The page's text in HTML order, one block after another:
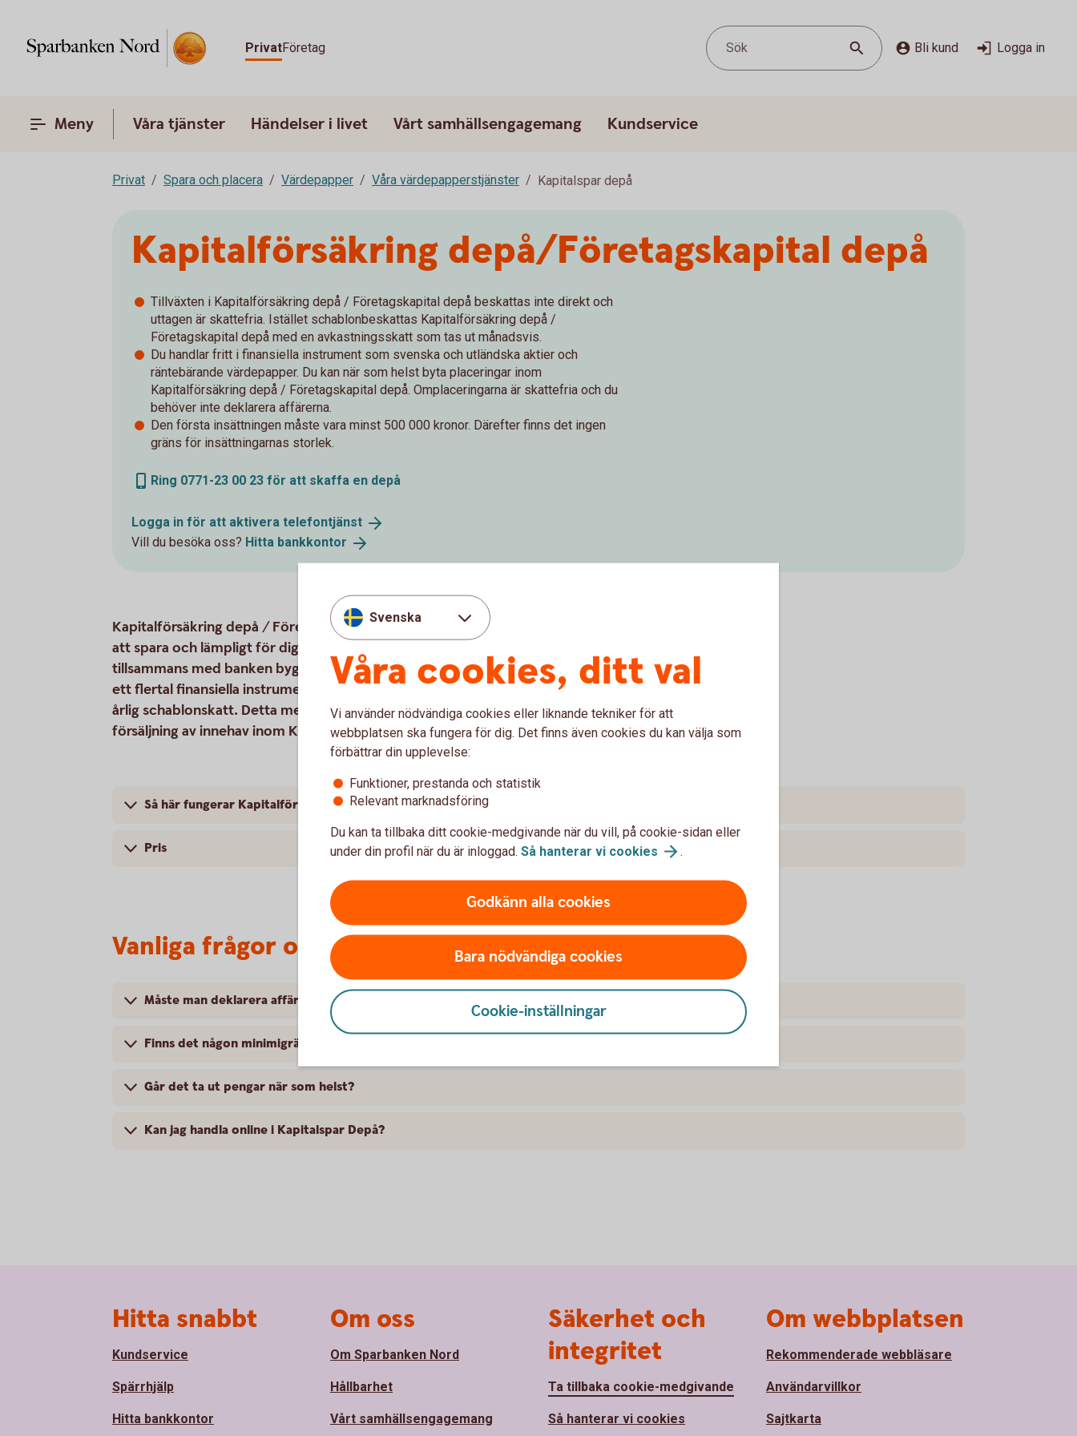
PrivatFöretag Sök Bli kund Logga in
Meny Våra tjänster Händelser i livet Vårt samhällsengagemang Kundservice
Privat Spara och placera Värdepapper Våra värdepapperstjänster Kapitalspar depå
Kapitalförsäkring depå/Företagskapital depå
Tillväxten i Kapitalförsäkring depå / Företagskapital depå beskattas inte direkt och
uttagen är skattefria. Istället schablonbeskattas Kapitalförsäkring depå /
Företagskapital depå med en avkastningsskatt som tas ut månadsvis.
Du handlar fritt i finansiella instrument som svenska och utländska aktier och
räntebärande värdepapper. Du kan när som helst byta placeringar inom
Kapitalförsäkring depå / Företagskapital depå. Omplaceringarna är skattefria och du
behöver inte deklarera affärerna.
Den första insättningen måste vara minst 500 000 kronor. Därefter finns det ingen
gräns för insättningarnas storlek.
Ring 0771-23 00 23 för att skaffa en depå
Logga in för att aktivera telefontjänst
Vill du besöka oss? Hitta bankkontor
Kapitalförsäkring depå / Företagskapital depå kan vara ett skattemässigt fördelaktigt sätt
att spara och lämpligt för dig som är aktiv och engagerad i ditt sparande. På egen hand eller
tillsammans med banken bygger du upp en depå som passar dig. Sedan kan du handla fritt i
ett flertal finansiella instrument. I stället för kapitalbeskattning vid försäljning betalar du en
årlig schablonskatt. Detta medför att du inte behöver deklarera för vinster och förluster vid
försäljning av innehav inom Kapitalförsäkring depå / Företagskapital depå.
Så här fungerar Kapitalförsäkring depå / Företagskapital depå
Pris
Vanliga frågor och svar
Måste man deklarera affärerna?
Finns det någon minimigräns?
Går det ta ut pengar när som helst?
Kan jag handla online i Kapitalspar Depå?
Svenska
Våra cookies, ditt val
Vi använder nödvändiga cookies eller liknande tekniker för att
webbplatsen ska fungera för dig. Det finns även cookies du kan välja som
förbättrar din upplevelse:
Funktioner, prestanda och statistik
Relevant marknadsföring
Du kan ta tillbaka ditt cookie-medgivande när du vill, på cookie-sidan eller
under din profil när du är inloggad. Så hanterar vi cookies .
Godkänn alla cookies
Bara nödvändiga cookies
Cookie-inställningar
Hitta snabbt
Kundservice
Spärrhjälp
Hitta bankkontor
Om oss
Om Sparbanken Nord
Hållbarhet
Vårt samhällsengagemang
Säkerhet och
integritet
Ta tillbaka cookie-medgivande
Så hanterar vi cookies
Om webbplatsen
Rekommenderade webbläsare
Användarvillkor
Sajtkarta